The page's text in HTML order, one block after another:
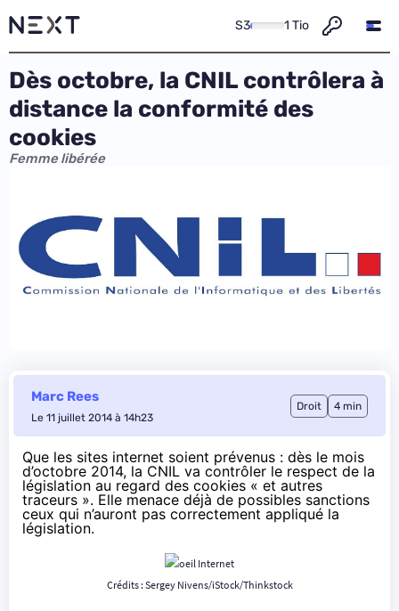
S3 1 Tio
Dès octobre, la CNIL contrôlera à
distance la conformité des
cookies
Femme libérée
Marc Rees
Le 11 juillet 2014 à 14h23
Droit 4 min
Que les sites internet soient prévenus : dès le mois
d’octobre 2014, la CNIL va contrôler le respect de la
législation au regard des cookies « et autres
traceurs ». Elle menace déjà de possibles sanctions
ceux qui n’auront pas correctement appliqué la
législation.
Crédits : Sergey Nivens/iStock/Thinkstock